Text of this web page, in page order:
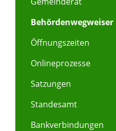
Behördenwegweiser
Öffnungszeiten
Onlineprozesse
Satzungen
Standesamt
Bankverbindungen